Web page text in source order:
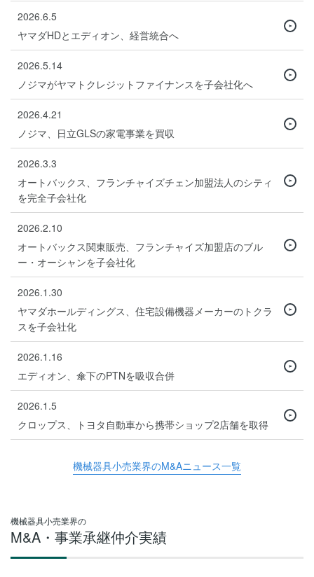
2026.6.5
ヤマダHDとエディオン、経営統合へ
2026.5.14
ノジマがヤマトクレジットファイナンスを子会社化へ
2026.4.21
ノジマ、日立GLSの家電事業を買収
2026.3.3
オートバックス、フランチャイズチェン加盟法人のシティ
を完全子会社化
2026.2.10
オートバックス関東販売、フランチャイズ加盟店のブル
ー・オーシャンを子会社化
2026.1.30
ヤマダホールディングス、住宅設備機器メーカーのトクラ
スを子会社化
2026.1.16
エディオン、傘下のPTNを吸収合併
2026.1.5
クロップス、トヨタ自動車から携帯ショップ2店舗を取得
機械器具小売業界のM&Aニュース一覧
機械器具小売業界の
M&A・事業承継仲介実績